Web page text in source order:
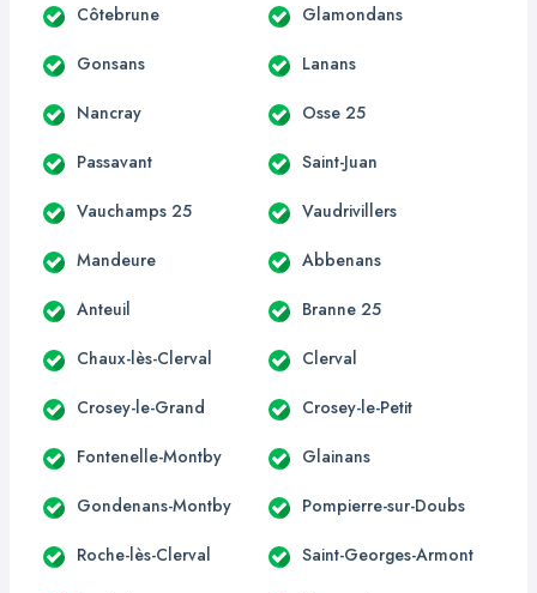
Côtebrune Glamondans
Gonsans Lanans
Nancray Osse 25
Passavant Saint-Juan
Vauchamps 25 Vaudrivillers
Mandeure Abbenans
Anteuil Branne 25
Chaux-lès-Clerval Clerval
Crosey-le-Grand Crosey-le-Petit
Fontenelle-Montby Glainans
Gondenans-Montby Pompierre-sur-Doubs
Roche-lès-Clerval Saint-Georges-Armont